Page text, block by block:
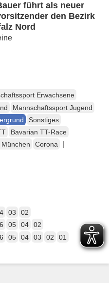
führt als neuer
den Bezirk
Nord
Erwachsene
Mannschaftssport Jugend
Sonstiges
Bavarian TT-Race
Corona
03 02
05 04 02
05 04 03 02
01